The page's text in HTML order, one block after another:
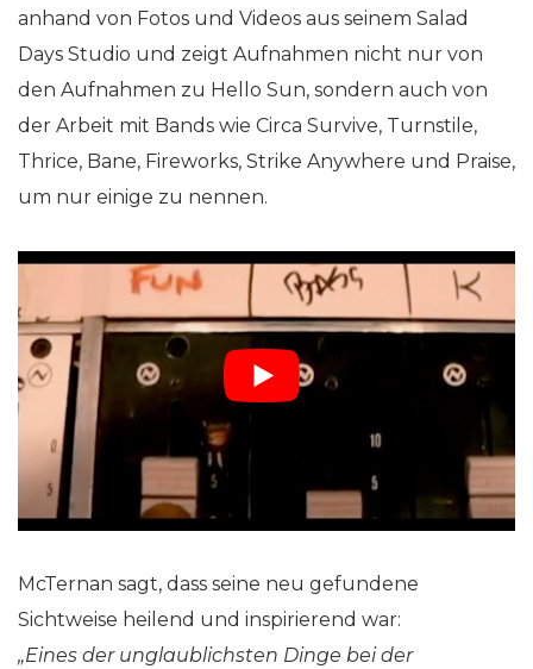
anhand von Fotos und Videos aus seinem Salad
Days Studio und zeigt Aufnahmen nicht nur von
den Aufnahmen zu Hello Sun, sondern auch von
der Arbeit mit Bands wie Circa Survive, Turnstile,
Thrice, Bane, Fireworks, Strike Anywhere und Praise,
um nur einige zu nennen.
McTernan sagt, dass seine neu gefundene
Sichtweise heilend und inspirierend war:
„Eines der unglaublichsten Dinge bei der